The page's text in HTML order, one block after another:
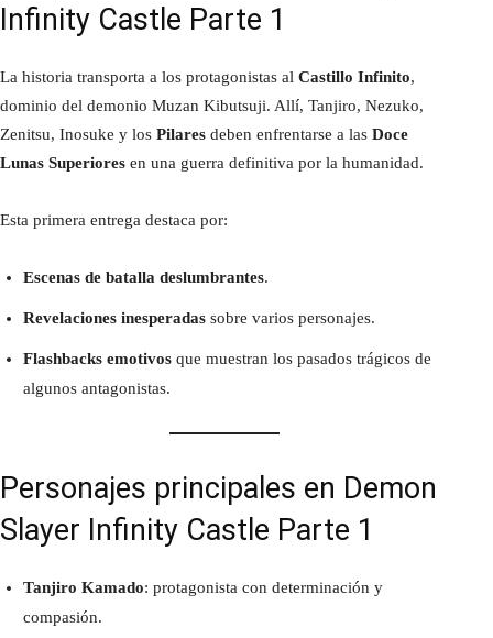
Infinity Castle Parte 1
La historia transporta a los protagonistas al Castillo Infinito,
dominio del demonio Muzan Kibutsuji. Allí, Tanjiro, Nezuko,
Zenitsu, Inosuke y los Pilares deben enfrentarse a las Doce
Lunas Superiores en una guerra definitiva por la humanidad.
Esta primera entrega destaca por:
Escenas de batalla deslumbrantes.
Revelaciones inesperadas sobre varios personajes.
Flashbacks emotivos que muestran los pasados trágicos de
algunos antagonistas.
Personajes principales en Demon
Slayer Infinity Castle Parte 1
Tanjiro Kamado: protagonista con determinación y
compasión.